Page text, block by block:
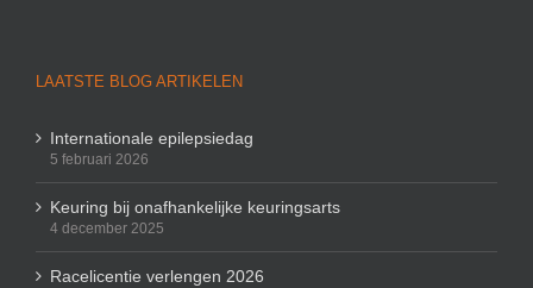
LAATSTE BLOG ARTIKELEN
Internationale epilepsiedag
5 februari 2026
Keuring bij onafhankelijke keuringsarts
4 december 2025
Racelicentie verlengen 2026